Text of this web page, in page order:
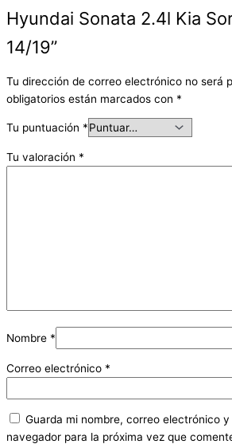
Hyundai Sonata 2.4l Kia
14/19”
Tu dirección de correo electrónico no será
obligatorios están marcados con *
Tu puntuación *
Tu valoración *
Nombre *
Correo electrónico *
Guarda mi nombre, correo electrónico
navegador para la próxima vez que